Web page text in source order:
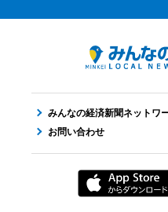
みんなの経済新聞ネットワ
お問い合わせ